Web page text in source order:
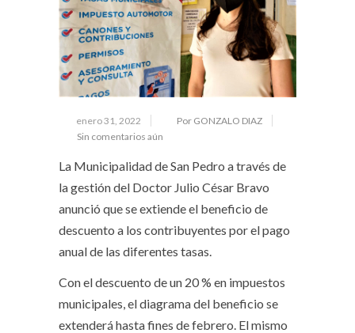
enero 31, 2022
Por GONZALO DIAZ
Sin comentarios aún
La Municipalidad de San Pedro a través de
la gestión del Doctor Julio César Bravo
anunció que se extiende el beneficio de
descuento a los contribuyentes por el pago
anual de las diferentes tasas.
Con el descuento de un 20 % en impuestos
municipales, el diagrama del beneficio se
extenderá hasta fines de febrero. El mismo